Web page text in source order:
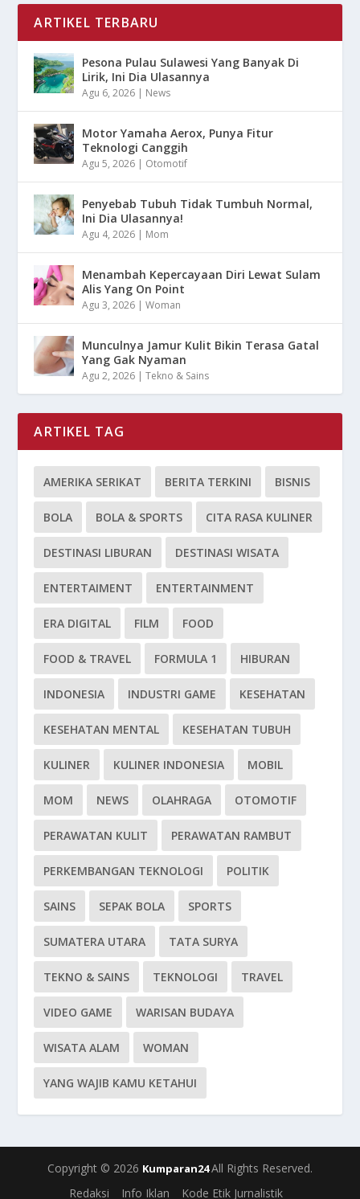
ARTIKEL TERBARU
Pesona Pulau Sulawesi Yang Banyak Di
Lirik, Ini Dia Ulasannya
Agu 6, 2026 | News
Motor Yamaha Aerox, Punya Fitur
Teknologi Canggih
Agu 5, 2026 | Otomotif
Penyebab Tubuh Tidak Tumbuh Normal,
Ini Dia Ulasannya!
Agu 4, 2026 | Mom
Menambah Kepercayaan Diri Lewat Sulam
Alis Yang On Point
Agu 3, 2026 |Woman
Munculnya Jamur Kulit Bikin Terasa Gatal
Yang Gak Nyaman
Agu 2, 2026 |Tekno & Sains
ARTIKEL TAG
AMERIKA SERIKAT BERITA TERKINI BISNIS
BOLA BOLA & SPORTS CITA RASA KULINER
DESTINASI LIBURAN DESTINASI WISATA
ENTERTAIMENT ENTERTAINMENT
ERA DIGITAL FILM FOOD
FOOD & TRAVEL FORMULA 1 HIBURAN
INDONESIA INDUSTRI GAME KESEHATAN
KESEHATAN MENTAL KESEHATAN TUBUH
KULINER KULINER INDONESIA MOBIL
MOM NEWS OLAHRAGA OTOMOTIF
PERAWATAN KULIT PERAWATAN RAMBUT
PERKEMBANGAN TEKNOLOGI POLITIK
SAINS SEPAK BOLA SPORTS
SUMATERA UTARA TATA SURYA
TEKNO & SAINS TEKNOLOGI TRAVEL
VIDEO GAME WARISAN BUDAYA
WISATA ALAM WOMAN
YANG WAJIB KAMU KETAHUI
Copyright © 2026 Kumparan24All Rights Reserved.
Redaksi
Info Iklan Kode Etik Jurnalistik